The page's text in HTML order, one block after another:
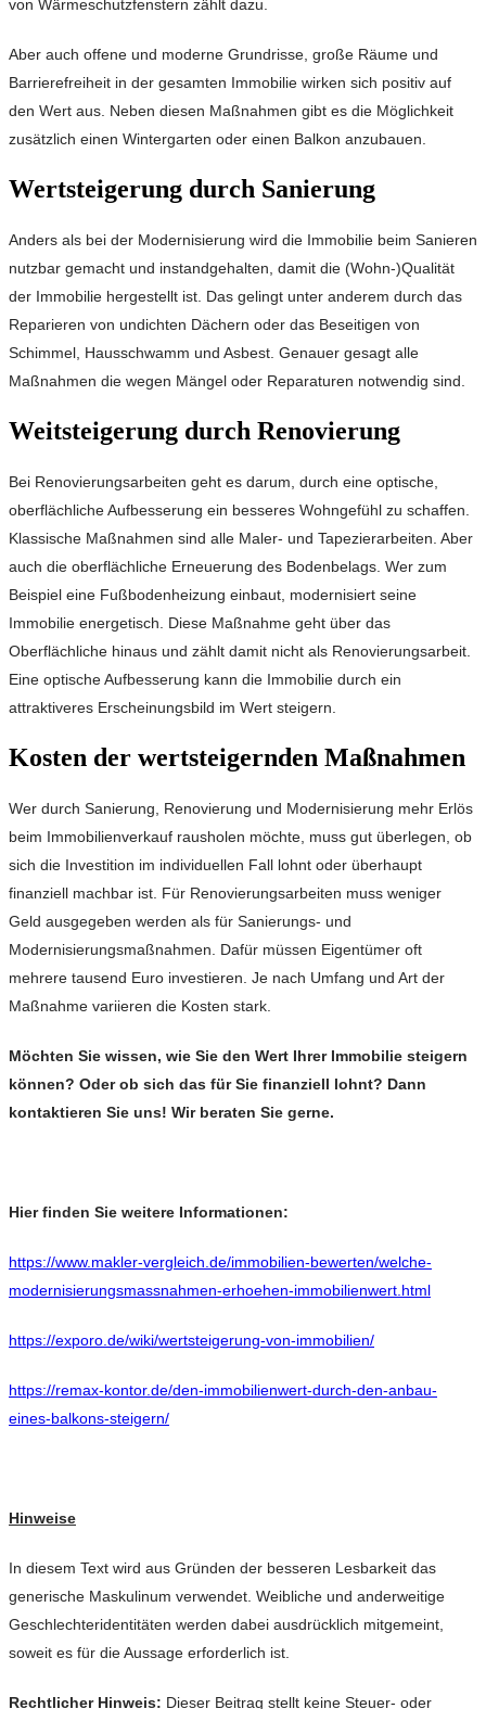
von Wärmeschutzfenstern zählt dazu.
Aber auch offene und moderne Grundrisse, große Räume und
Barrierefreiheit in der gesamten Immobilie wirken sich positiv auf
den Wert aus. Neben diesen Maßnahmen gibt es die Möglichkeit
zusätzlich einen Wintergarten oder einen Balkon anzubauen.
Wertsteigerung durch Sanierung
Anders als bei der Modernisierung wird die Immobilie beim Sanieren
nutzbar gemacht und instandgehalten, damit die (Wohn-)Qualität
der Immobilie hergestellt ist. Das gelingt unter anderem durch das
Reparieren von undichten Dächern oder das Beseitigen von
Schimmel, Hausschwamm und Asbest. Genauer gesagt alle
Maßnahmen die wegen Mängel oder Reparaturen notwendig sind.
Weitsteigerung durch Renovierung
Bei Renovierungsarbeiten geht es darum, durch eine optische,
oberflächliche Aufbesserung ein besseres Wohngefühl zu schaffen.
Klassische Maßnahmen sind alle Maler- und Tapezierarbeiten. Aber
auch die oberflächliche Erneuerung des Bodenbelags. Wer zum
Beispiel eine Fußbodenheizung einbaut, modernisiert seine
Immobilie energetisch. Diese Maßnahme geht über das
Oberflächliche hinaus und zählt damit nicht als Renovierungsarbeit.
Eine optische Aufbesserung kann die Immobilie durch ein
attraktiveres Erscheinungsbild im Wert steigern.
Kosten der wertsteigernden Maßnahmen
Wer durch Sanierung, Renovierung und Modernisierung mehr Erlös
beim Immobilienverkauf rausholen möchte, muss gut überlegen, ob
sich die Investition im individuellen Fall lohnt oder überhaupt
finanziell machbar ist. Für Renovierungsarbeiten muss weniger
Geld ausgegeben werden als für Sanierungs- und
Modernisierungsmaßnahmen. Dafür müssen Eigentümer oft
mehrere tausend Euro investieren. Je nach Umfang und Art der
Maßnahme variieren die Kosten stark.
Möchten Sie wissen, wie Sie den Wert Ihrer Immobilie steigern
können? Oder ob sich das für Sie finanziell lohnt? Dann
kontaktieren Sie uns! Wir beraten Sie gerne.
Hier finden Sie weitere Informationen:
https://www.makler-vergleich.de/immobilien-bewerten/welche-
modernisierungsmassnahmen-erhoehen-immobilienwert.html
https://exporo.de/wiki/wertsteigerung-von-immobilien/
https://remax-kontor.de/den-immobilienwert-durch-den-anbau-
eines-balkons-steigern/
Hinweise
In diesem Text wird aus Gründen der besseren Lesbarkeit das
generische Maskulinum verwendet. Weibliche und anderweitige
Geschlechteridentitäten werden dabei ausdrücklich mitgemeint,
soweit es für die Aussage erforderlich ist.
Rechtlicher Hinweis: Dieser Beitrag stellt keine Steuer- oder